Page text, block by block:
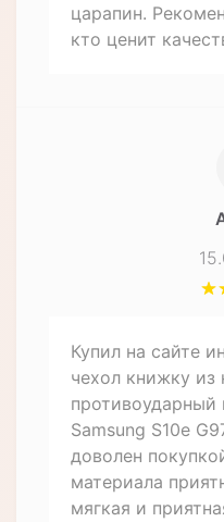
царапин.
кто ценит
Купил на сайте
чехол книжку из
противоударный
Samsung S10e
доволен
материала
мягкая и